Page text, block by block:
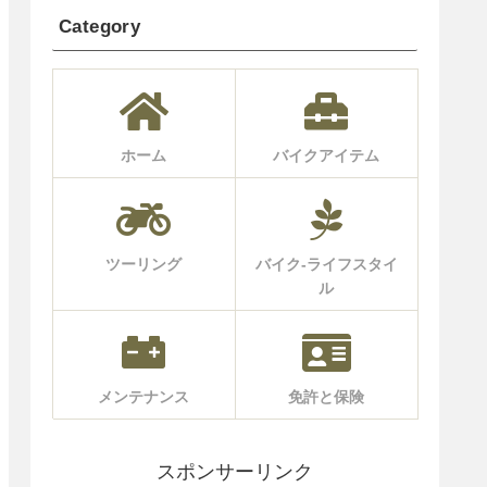
Category
ホーム バイクアイテム
ツーリング
バイク-ライフスタイ
ル
メンテナンス 免許と保険
スポンサーリンク